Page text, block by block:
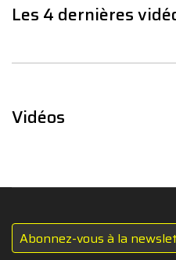
Les 4 dernières
Vidéos
Abonnez-vous à la